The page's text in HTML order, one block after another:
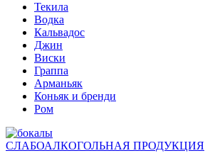
Текила
Водка
Кальвадос
Джин
Виски
Граппа
Арманьяк
Коньяк и бренди
Ром
СЛАБОАЛКОГОЛЬНАЯ ПРОДУКЦИЯ